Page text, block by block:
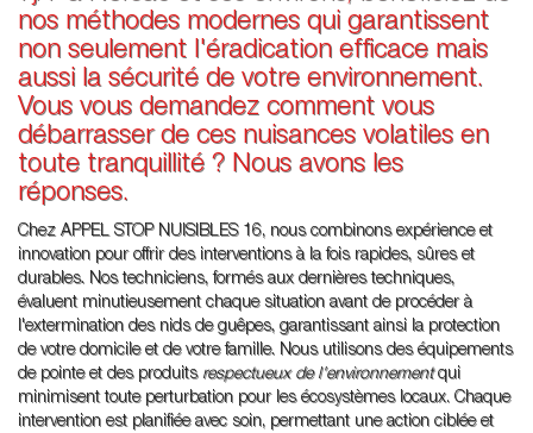
nos méthodes modernes qui garantissent
non seulement l'éradication efficace mais
aussi la sécurité de votre environnement.
Vous vous demandez comment vous
débarrasser de ces nuisances volatiles en
toute tranquillité ? Nous avons les
réponses.
Chez APPEL STOP NUISIBLES 16, nous combinons expérience et
innovation pour offrir des interventions à la fois rapides, sûres et
durables. Nos techniciens, formés aux dernières techniques,
évaluent minutieusement chaque situation avant de procéder à
l'extermination des nids de guêpes, garantissant ainsi la protection
de votre domicile et de votre famille. Nous utilisons des équipements
de pointe et des produits respectueux de l'environnementqui
minimisent toute perturbation pour les écosystèmes locaux. Chaque
intervention est planifiée avec soin, permettant une action ciblée et